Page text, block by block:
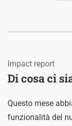
Di cosa ci
Impact report
Questo mese
funzionalità del